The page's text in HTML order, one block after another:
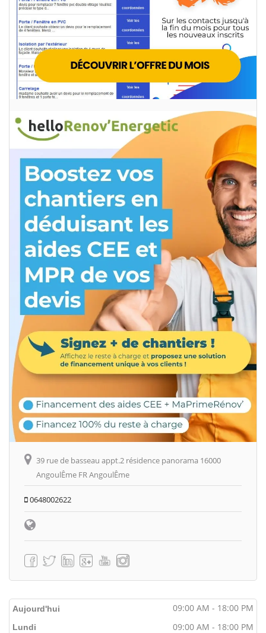
39 rue de basseau appt.2 résidence panorama 16000
AngoulÊme FR AngoulÊme
0648002622
Aujourd'hui 09:00 AM - 18:00 PM
Lundi 09:00 AM - 18:00 PM